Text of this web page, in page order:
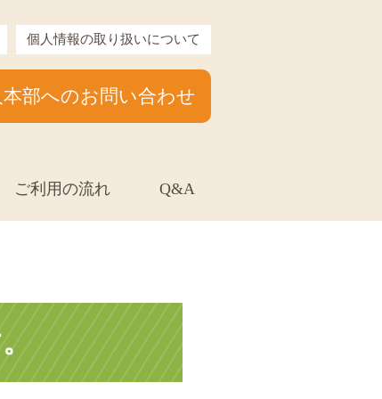
個人情報の取り扱いについて
本部へのお問い合わせ
ご利用の流れ Q&A